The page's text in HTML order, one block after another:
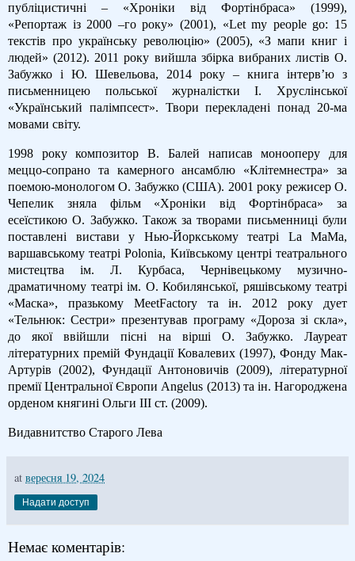
публіцистичні – «Хроніки від Фортінбраса» (1999),
«Репортаж із 2000 –го року» (2001), «Let my people go: 15
текстів про українську революцію» (2005), «З мапи книг і
людей» (2012). 2011 року вийшла збірка вибраних листів О.
Забужко і Ю. Шевельова, 2014 року – книга інтерв’ю з
письменницею польської журналістки І. Хруслінської
«Український палімпсест». Твори перекладені понад 20-ма
мовами світу.
1998 року композитор В. Балей написав монооперу для
меццо-сопрано та камерного ансамблю «Клітемнестра» за
поемою-монологом О. Забужко (США). 2001 року режисер О.
Чепелик зняла фільм «Хроніки від Фортінбраса» за
есеїстикою О. Забужко. Також за творами письменниці були
поставлені вистави у Нью-Йоркському театрі La MaMa,
варшавському театрі Polonia, Київському центрі театрального
мистецтва ім. Л. Курбаса, Чернівецькому музично-
драматичному театрі ім. О. Кобилянської, ряшівському театрі
«Маска», празькому MeetFactory та ін. 2012 року дует
«Тельнюк: Сестри» презентував програму «Дороза зі скла»,
до якої ввійшли пісні на вірші О. Забужко. Лауреат
літературних премій Фундації Ковалевих (1997), Фонду Мак-
Артурів (2002), Фундації Антоновичів (2009), літературної
премії Центральної Європи Angelus (2013) та ін. Нагороджена
орденом княгині Ольги III ст. (2009).
Видавнитство Старого Лева
at вересня 19, 2024
Надати доступ
Немає коментарів: